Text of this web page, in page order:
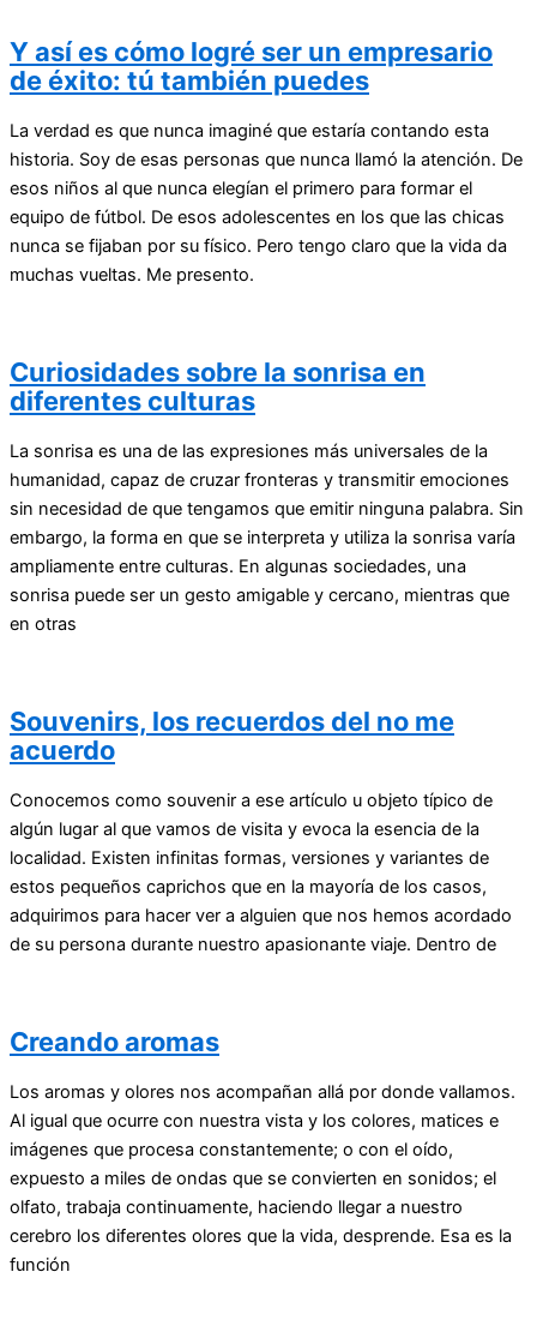
Y así es cómo logré ser un empresario
de éxito: tú también puedes
La verdad es que nunca imaginé que estaría contando esta
historia. Soy de esas personas que nunca llamó la atención. De
esos niños al que nunca elegían el primero para formar el
equipo de fútbol. De esos adolescentes en los que las chicas
nunca se fijaban por su físico. Pero tengo claro que la vida da
muchas vueltas. Me presento.
Curiosidades sobre la sonrisa en
diferentes culturas
La sonrisa es una de las expresiones más universales de la
humanidad, capaz de cruzar fronteras y transmitir emociones
sin necesidad de que tengamos que emitir ninguna palabra. Sin
embargo, la forma en que se interpreta y utiliza la sonrisa varía
ampliamente entre culturas. En algunas sociedades, una
sonrisa puede ser un gesto amigable y cercano, mientras que
en otras
Souvenirs, los recuerdos del no me
acuerdo
Conocemos como souvenir a ese artículo u objeto típico de
algún lugar al que vamos de visita y evoca la esencia de la
localidad. Existen infinitas formas, versiones y variantes de
estos pequeños caprichos que en la mayoría de los casos,
adquirimos para hacer ver a alguien que nos hemos acordado
de su persona durante nuestro apasionante viaje. Dentro de
Creando aromas
Los aromas y olores nos acompañan allá por donde vallamos.
Al igual que ocurre con nuestra vista y los colores, matices e
imágenes que procesa constantemente; o con el oído,
expuesto a miles de ondas que se convierten en sonidos; el
olfato, trabaja continuamente, haciendo llegar a nuestro
cerebro los diferentes olores que la vida, desprende. Esa es la
función